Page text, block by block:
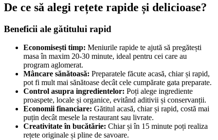
De ce să alegi rețete rapide și delicioase?
Beneficii ale gătitului rapid
Economisești timp: Meniurile rapide te ajută să pregătești
masa în maxim 20-30 minute, ideal pentru cei care au
program aglomerat.
Mâncare sănătoasă: Preparatele făcute acasă, chiar și rapid,
pot fi mult mai sănătoase decât cele cumpărate gata preparate.
Control asupra ingredientelor: Poți alege ingrediente
proaspete, locale și organice, evitând aditivii și conservanții.
Economii financiare: Gătitul acasă, chiar și rapid, costă mai
puțin decât mesele la restaurant sau livrate.
Creativitate în bucătărie: Chiar și în 15 minute poți realiza
rețete originale și pline de savoare.